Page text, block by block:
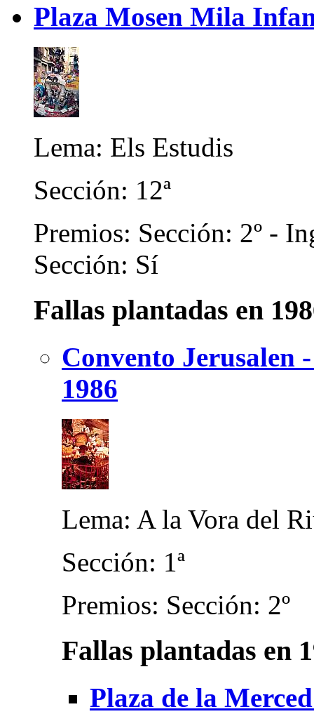
Plaza Mosen Mila
Lema: Els Estudis
Sección: 12ª
Premios: Sección: 2º -
Sección: Sí
Fallas plantadas en
Convento
1986
Lema: A la Vora del
Sección: 1ª
Premios: Sección: 2º
Fallas plantadas en
Plaza de la